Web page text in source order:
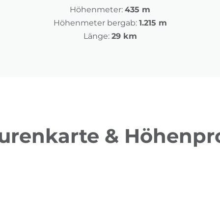
Höhenmeter: 435 m
Höhenmeter bergab: 1.215 m
Länge: 29 km
&